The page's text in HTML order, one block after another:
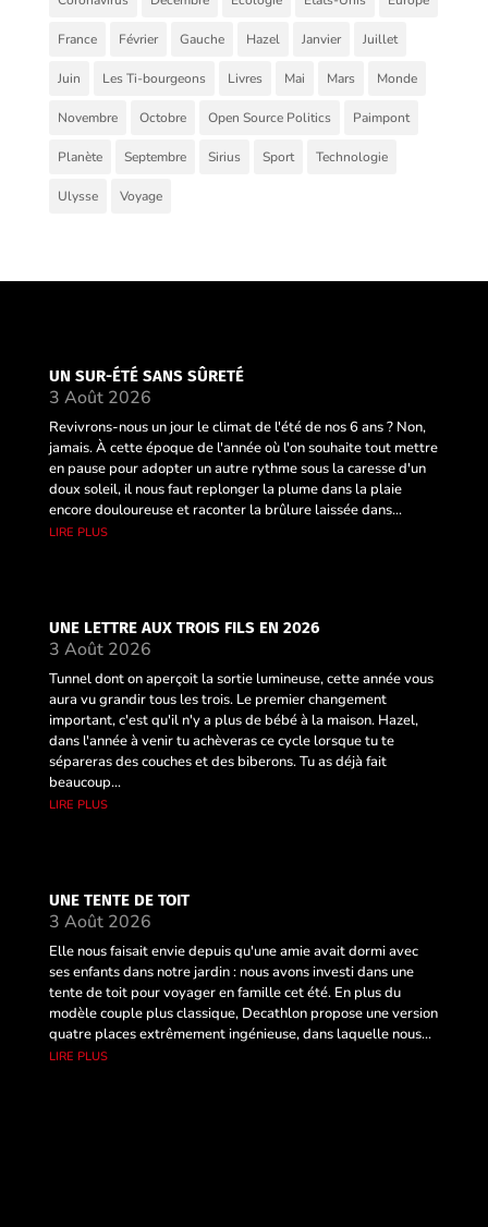
France Février Gauche Hazel Janvier Juillet
Juin Les Ti-bourgeons Livres Mai Mars Monde
Novembre Octobre Open Source Politics Paimpont
Planète Septembre Sirius Sport Technologie
Ulysse Voyage
UN SUR-ÉTÉ SANS SÛRETÉ
3 Août 2026
Revivrons-nous un jour le climat de l'été de nos 6 ans ? Non,
jamais. À cette époque de l'année où l'on souhaite tout mettre
en pause pour adopter un autre rythme sous la caresse d'un
doux soleil, il nous faut replonger la plume dans la plaie
encore douloureuse et raconter la brûlure laissée dans...
lire plus
UNE LETTRE AUX TROIS FILS EN 2026
3 Août 2026
Tunnel dont on aperçoit la sortie lumineuse, cette année vous
aura vu grandir tous les trois. Le premier changement
important, c'est qu'il n'y a plus de bébé à la maison. Hazel,
dans l'année à venir tu achèveras ce cycle lorsque tu te
sépareras des couches et des biberons. Tu as déjà fait
beaucoup...
lire plus
UNE TENTE DE TOIT
3 Août 2026
Elle nous faisait envie depuis qu'une amie avait dormi avec
ses enfants dans notre jardin : nous avons investi dans une
tente de toit pour voyager en famille cet été. En plus du
modèle couple plus classique, Decathlon propose une version
quatre places extrêmement ingénieuse, dans laquelle nous...
lire plus